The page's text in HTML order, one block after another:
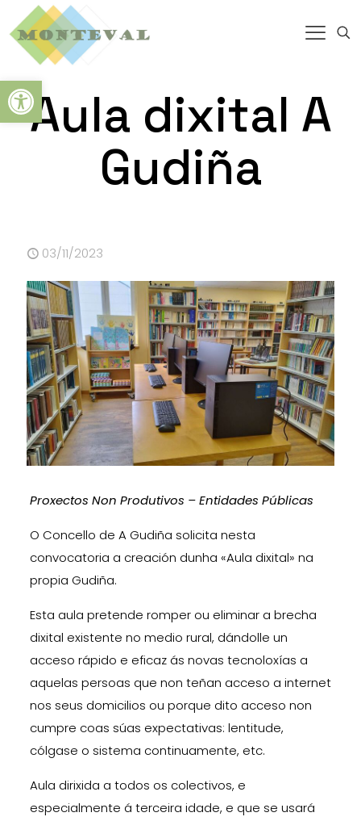
Abrir barra de herramientas
Aula dixital A
Gudiña
03/11/2023
Proxectos Non Produtivos – Entidades Públicas
O Concello de A Gudiña solicita nesta
convocatoria a creación dunha «Aula dixital» na
propia Gudiña.
Esta aula pretende romper ou eliminar a brecha
dixital existente no medio rural, dándolle un
acceso rápido e eficaz ás novas tecnoloxías a
aquelas persoas que non teñan acceso a internet
nos seus domicilios ou porque dito acceso non
cumpre coas súas expectativas: lentitude,
cólgase o sistema continuamente, etc.
Aula dirixida a todos os colectivos, e
especialmente á terceira idade, e que se usará